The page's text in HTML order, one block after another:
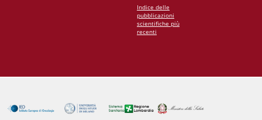
Indice delle
pubblicazioni
scientifiche più
recenti